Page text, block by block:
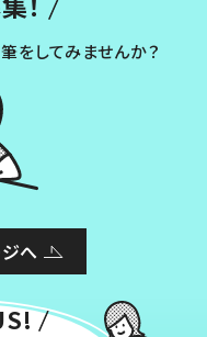
をしてみませんか？
へ